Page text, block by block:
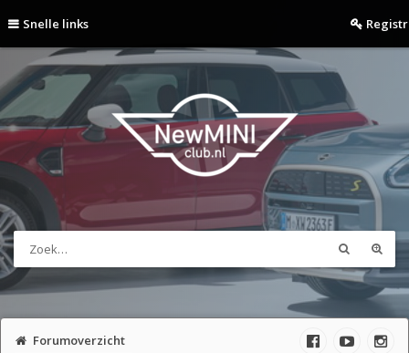
Snelle links
Forumoverzicht